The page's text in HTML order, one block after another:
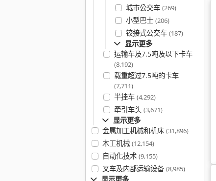
城市公交车 (269)
小型巴士 (206)
铰接式公交车 (187)
显示更多
运输车及7.5吨及以下卡车
(8,192)
载重超过7.5吨的卡车
(7,711)
半挂车 (4,292)
牵引车头 (3,671)
显示更多
金属加工机械和机床 (31,896)
木工机械 (12,154)
自动化技术 (9,155)
叉车及内部运输设备 (8,985)